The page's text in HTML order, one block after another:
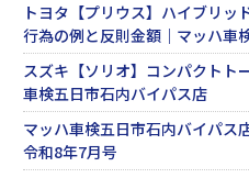
トヨタ【プリウス】ハイブリッ
行為の例と反則金額｜マッハ車
スズキ【ソリオ】コンパクトト
車検五日市石内バイパス店
マッハ車検五日市石内バイパ
令和8年7月号